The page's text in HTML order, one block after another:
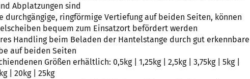
Abplatzungen sind
durchgängige, ringförmige Vertiefung auf beiden Seiten, können
bequem zum Einsatzort befördert werden
Handling beim Beladen der Hantelstange durch gut erkennbare
auf beiden Seiten
Größen erhältlich: 0,5kg | 1,25kg | 2,5kg | 3,75kg | 5kg |
| 20kg | 25kg